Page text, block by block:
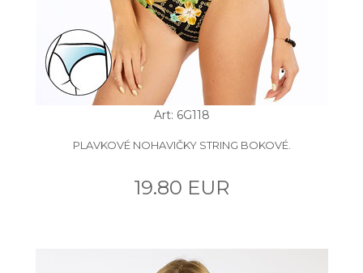
Art: 6G118
PLAVKOVÉ NOHAVIČKY STRING BOKOVÉ.
19.80 EUR